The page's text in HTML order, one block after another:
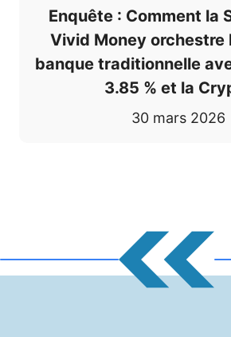
Enquête : Comment la
Vivid Money orchestre
banque traditionnelle
3.85 % et la
30 mars 2026